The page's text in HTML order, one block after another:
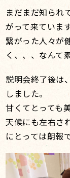
まだまだ知られ
がって来ています
繋がった人々が
く、、、なんて
説明会終了後は
しました。
甘くてとっても
天候にも左右さ
にとっては朗報で